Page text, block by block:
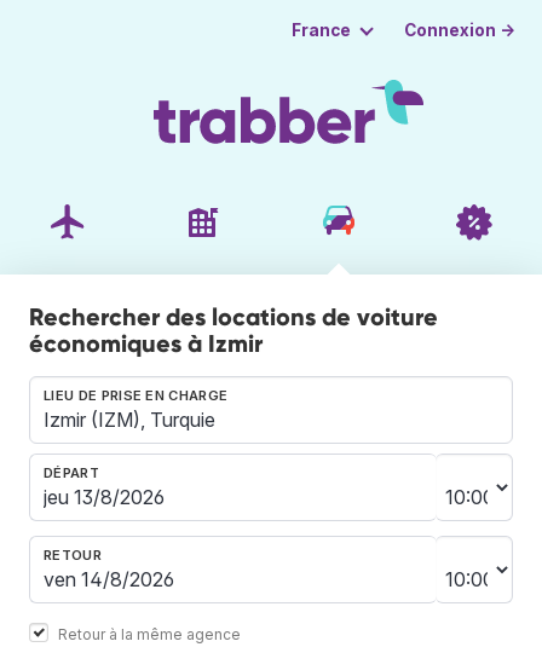
France Connexion →
Rechercher des locations de voiture
économiques à Izmir
LIEU DE PRISE EN CHARGE
DÉPART
RETOUR
Retour à la même agence